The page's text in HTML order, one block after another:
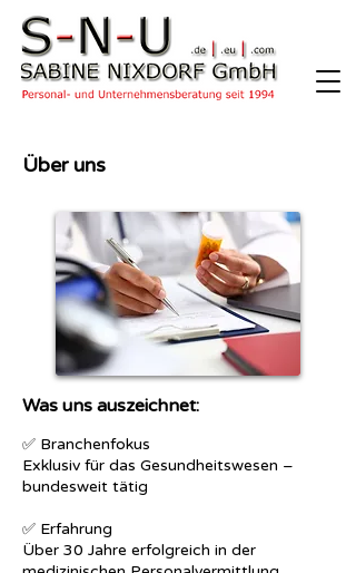
Über uns
Was uns auszeichnet:
✅ Branchenfokus
Exklusiv für das Gesundheitswesen –
bundesweit tätig
✅ Erfahrung
Über 30 Jahre erfolgreich in der